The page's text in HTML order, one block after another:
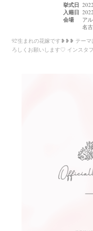
挙式日
入籍日
会場
ア
名
92'生まれの花嫁です❥❥❥ テーマ
ろしくお願いします♡ インスタ